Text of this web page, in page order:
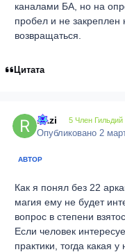
каналами БА, но на
пробел и не закреплен
возвращаться.
Цитата
Razi 5 Член
Опубликовано 2
АВТОР
Как я понял без 22
магия ему не будет
вопрос в степени
Если человек
практики, тогда какая